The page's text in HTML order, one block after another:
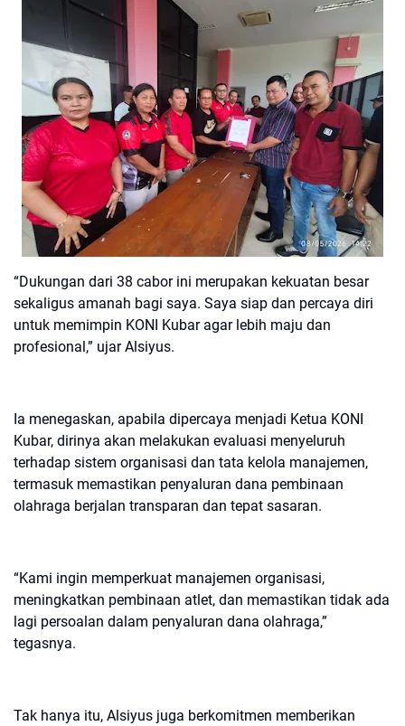
“Dukungan dari 38 cabor ini merupakan kekuatan besar
sekaligus amanah bagi saya. Saya siap dan percaya diri
untuk memimpin KONI Kubar agar lebih maju dan
profesional,” ujar Alsiyus.
Ia menegaskan, apabila dipercaya menjadi Ketua KONI
Kubar, dirinya akan melakukan evaluasi menyeluruh
terhadap sistem organisasi dan tata kelola manajemen,
termasuk memastikan penyaluran dana pembinaan
olahraga berjalan transparan dan tepat sasaran.
“Kami ingin memperkuat manajemen organisasi,
meningkatkan pembinaan atlet, dan memastikan tidak ada
lagi persoalan dalam penyaluran dana olahraga,”
tegasnya.
Tak hanya itu, Alsiyus juga berkomitmen memberikan